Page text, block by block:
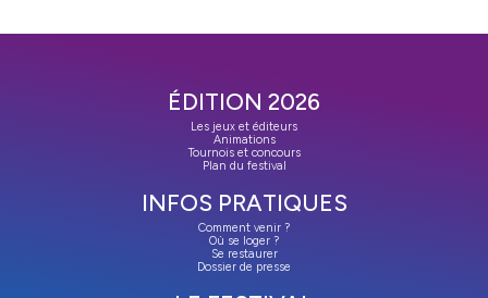
ÉDITION 2026
Les jeux et éditeurs
Animations
Tournois et concours
Plan du festival
INFOS PRATIQUES
Comment venir ?
Où se loger ?
Se restaurer
Dossier de presse